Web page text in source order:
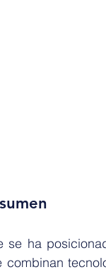
se ha
combinan